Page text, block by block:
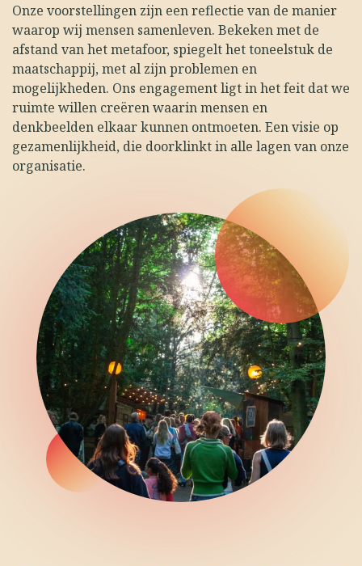
Onze voorstellingen zijn een reflectie van de manier
waarop wij mensen samenleven. Bekeken met de
afstand van het metafoor, spiegelt het toneelstuk de
maatschappij, met al zijn problemen en
mogelijkheden. Ons engagement ligt in het feit dat we
ruimte willen creëren waarin mensen en
denkbeelden elkaar kunnen ontmoeten. Een visie op
gezamenlijkheid, die doorklinkt in alle lagen van onze
organisatie.